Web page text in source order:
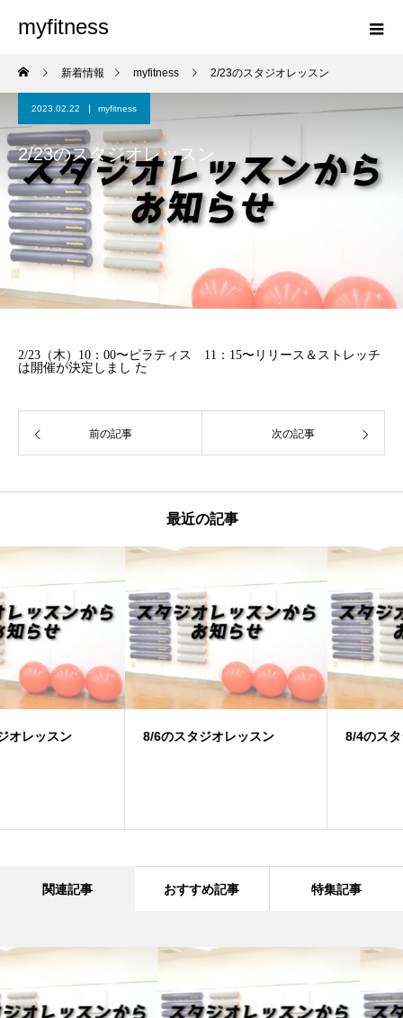
myfitness
新着情報 myfitness 2/23のスタジオレッスン
2023.02.22 myfitness
2/23のスタジオレッスン
2/23（木）10：00〜ピラティス 11：15〜リリース＆ストレッチ
は開催が決定しまし た
前の記事 次の記事
最近の記事
8/6のスタジオレッスン 8/4のスタジオレッスン
関連記事 おすすめ記事 特集記事